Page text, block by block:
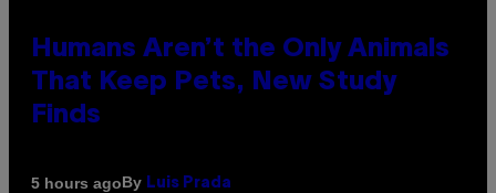
Humans Aren’t the Only Animals
That Keep Pets, New Study
Finds
5 hours agoBy Luis Prada